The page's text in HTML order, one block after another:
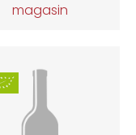
magasin